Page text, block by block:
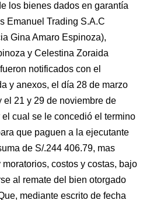
los bienes dados en garantía
Emanuel Trading S.A.C
Gina Amaro Espinoza),
y Celestina Zoraida
notificados con el
y anexos, el día 28 de marzo
el 21 y 29 de noviembre de
cual se le concedió el termino
que paguen a la ejecutante
de S/.244 406.79, mas
costos y costas, bajo
al remate del bien otorgado
mediante escrito de fecha